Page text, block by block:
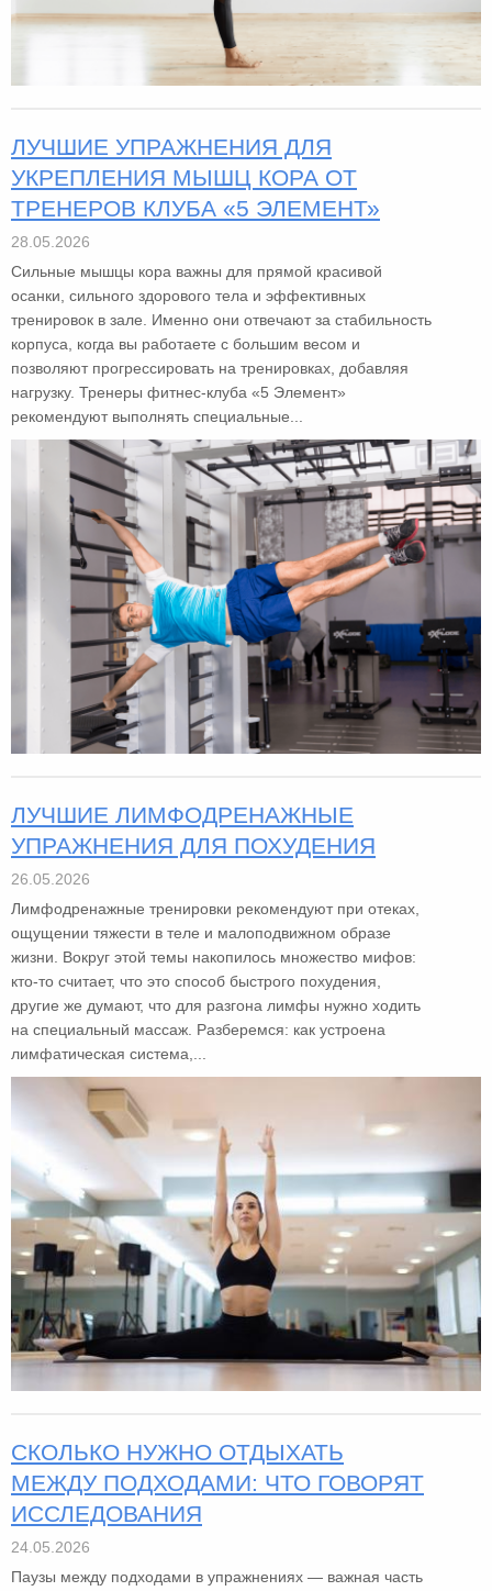
ЛУЧШИЕ УПРАЖНЕНИЯ ДЛЯ
УКРЕПЛЕНИЯ МЫШЦ КОРА ОТ
ТРЕНЕРОВ КЛУБА «5 ЭЛЕМЕНТ»
28.05.2026
Сильные мышцы кора важны для прямой красивой
осанки, сильного здорового тела и эффективных
тренировок в зале. Именно они отвечают за стабильность
корпуса, когда вы работаете с большим весом и
позволяют прогрессировать на тренировках, добавляя
нагрузку. Тренеры фитнес-клуба «5 Элемент»
рекомендуют выполнять специальные...
ЛУЧШИЕ ЛИМФОДРЕНАЖНЫЕ
УПРАЖНЕНИЯ ДЛЯ ПОХУДЕНИЯ
26.05.2026
Лимфодренажные тренировки рекомендуют при отеках,
ощущении тяжести в теле и малоподвижном образе
жизни. Вокруг этой темы накопилось множество мифов:
кто-то считает, что это способ быстрого похудения,
другие же думают, что для разгона лимфы нужно ходить
на специальный массаж. Разберемся: как устроена
лимфатическая система,...
СКОЛЬКО НУЖНО ОТДЫХАТЬ
МЕЖДУ ПОДХОДАМИ: ЧТО ГОВОРЯТ
ИССЛЕДОВАНИЯ
24.05.2026
Паузы между подходами в упражнениях — важная часть